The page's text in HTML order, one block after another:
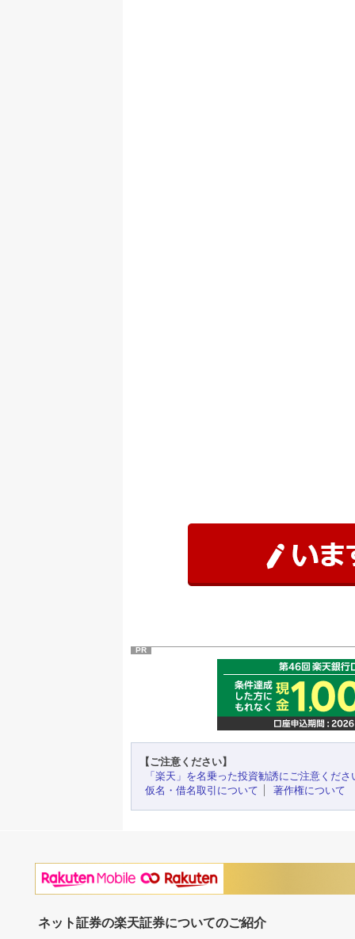
PR
【ご注意ください】
「楽天」を名乗った投資勧誘にご注意くださ
仮名・借名取引について
著作権について
ネット証券の楽天証券についてのご紹介